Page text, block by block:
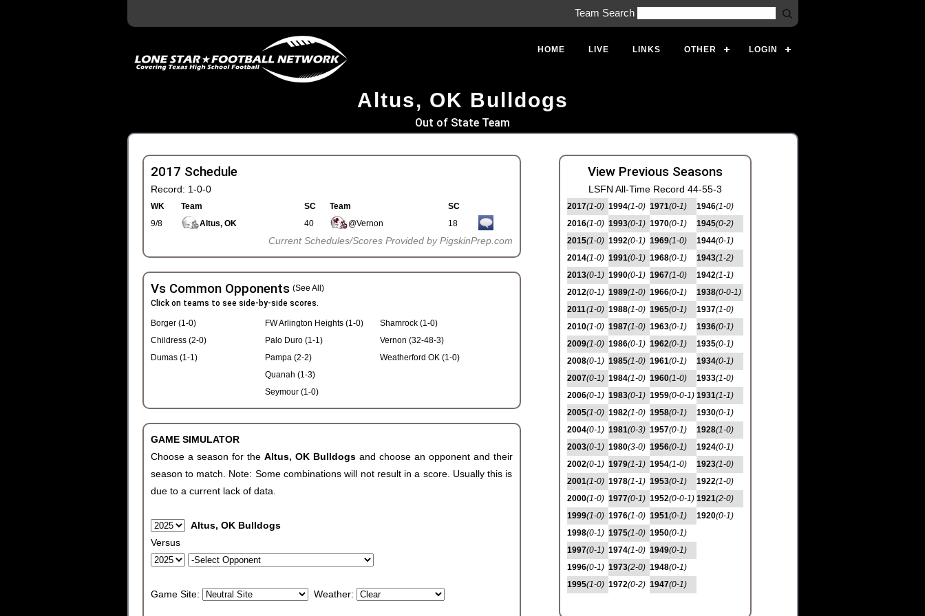
Team Search
HOME LIVE LINKS OTHER LOGIN
Altus, OK Bulldogs
Out of State Team
2017 Schedule
Record: 1-0-0
WK Team SC Team
SC
9/8
Altus, OK 40 @Vernon 18
Current Schedules/Scores Provided by PigskinPrep.com
Vs Common Opponents (See All)
Click on teams to see side-by-side scores.
Borger (1-0)
Childress (2-0)
Dumas (1-1)
FW Arlington Heights (1-0)
Palo Duro (1-1)
Pampa (2-2)
Quanah (1-3)
Seymour (1-0)
Shamrock (1-0)
Vernon (32-48-3)
Weatherford OK (1-0)
GAME SIMULATOR
Choose a season for the Altus, OK Bulldogs and choose an opponent and their
season to match. Note: Some combinations will not result in a score. Usually this is
due to a current lack of data.
Altus, OK Bulldogs
Versus
Game Site: Weather:
View Previous Seasons
LSFN All-Time Record 44-55-3
2017(1-0)
2016(1-0)
2015(1-0)
2014(1-0)
2013(0-1)
2012(0-1)
2011(1-0)
2010(1-0)
2009(1-0)
2008(0-1)
2007(0-1)
2006(0-1)
2005(1-0)
2004(0-1)
2003(0-1)
2002(0-1)
2001(1-0)
2000(1-0)
1999(1-0)
1998(0-1)
1997(0-1)
1996(0-1)
1995(1-0)
1994(1-0)
1993(0-1)
1992(0-1)
1991(0-1)
1990(0-1)
1989(1-0)
1988(1-0)
1987(1-0)
1986(0-1)
1985(1-0)
1984(1-0)
1983(0-1)
1982(1-0)
1981(0-3)
1980(3-0)
1979(1-1)
1978(1-1)
1977(0-1)
1976(1-0)
1975(1-0)
1974(1-0)
1973(2-0)
1972(0-2)
1971(0-1)
1970(0-1)
1969(1-0)
1968(0-1)
1967(1-0)
1966(0-1)
1965(0-1)
1963(0-1)
1962(0-1)
1961(0-1)
1960(1-0)
1959(0-0-1)
1958(0-1)
1957(0-1)
1956(0-1)
1954(1-0)
1953(0-1)
1952(0-0-1)
1951(0-1)
1950(0-1)
1949(0-1)
1948(0-1)
1947(0-1)
1946(1-0)
1945(0-2)
1944(0-1)
1943(1-2)
1942(1-1)
1938(0-0-1)
1937(1-0)
1936(0-1)
1935(0-1)
1934(0-1)
1933(1-0)
1931(1-1)
1930(0-1)
1928(1-0)
1924(0-1)
1923(1-0)
1922(1-0)
1921(2-0)
1920(0-1)